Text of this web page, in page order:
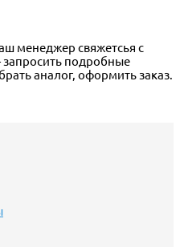
менеджер свяжетсья с
запросить подробные
аналог, оформить заказ.